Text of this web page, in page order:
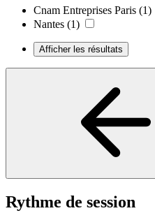
Cnam Entreprises Paris (1)
Nantes (1)
Afficher les résultats
Rythme de session